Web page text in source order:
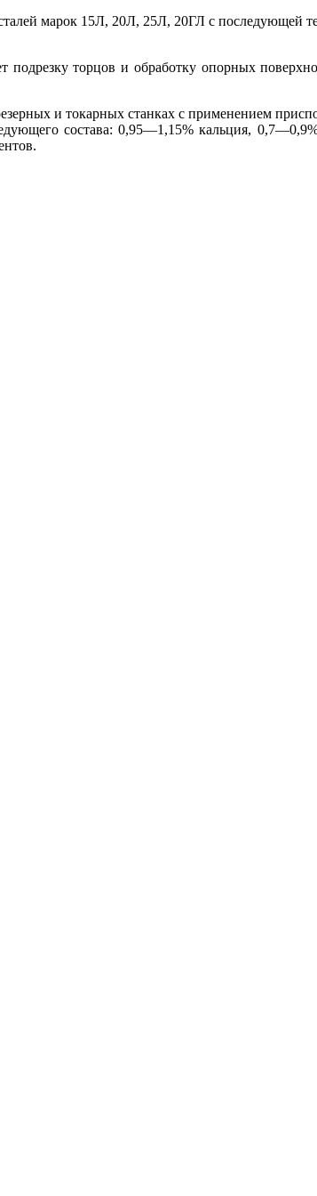
марок 15Л, 20Л, 25Л, 20ГЛ с последующей
торцов и обработку опорных
и токарных станках с применением
состава: 0,95—1,15% кальция,